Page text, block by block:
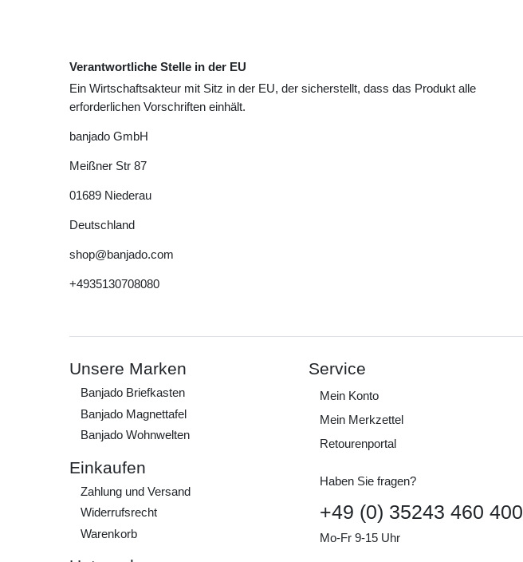
Verantwortliche Stelle in der EU
Ein Wirtschaftsakteur mit Sitz in der EU, der sicherstellt, dass das Produkt alle
erforderlichen Vorschriften einhält.
banjado GmbH
Meißner Str 87
01689 Niederau
Deutschland
shop@banjado.com
+4935130708080
Unsere Marken
Banjado Briefkasten
Banjado Magnettafel
Banjado Wohnwelten
Einkaufen
Zahlung und Versand
Widerrufs­recht
Warenkorb
Service
Mein Konto
Mein Merkzettel
Retourenportal
Haben Sie fragen?
+49 (0) 35243 460 400
Mo-Fr 9-15 Uhr